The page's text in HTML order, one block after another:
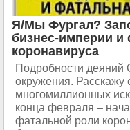
Я/Мы Фургал?
бизнес-империи и
коронавируса
Подробности деяний
окружения. Расскажу
многомиллионных
конца февраля –
фатальной роли